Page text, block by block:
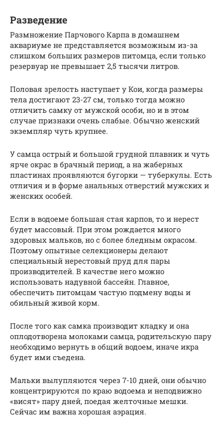
Разведение
Размножение Парчового Карпа в домашнем
аквариуме не представляется возможным из-за
слишком больших размеров питомца, если только
резервуар не превышает 2,5 тысячи литров.
Половая зрелость наступает у Кои, когда размеры
тела достигают 23-27 см, только тогда можно
отличить самку от мужской особи, но и в этом
случае признаки очень слабые. Обычно женский
экземпляр чуть крупнее.
У самца острый и большой грудной плавник и чуть
ярче окрас в брачный период, а на жаберных
пластинах проявляются бугорки — туберкулы. Есть
отличия и в форме анальных отверстий мужских и
женских особей.
Если в водоеме большая стая карпов, то и нерест
будет массовый. При этом рождается много
здоровых мальков, но с более бледным окрасом.
Поэтому опытные селекционеры делают
специальный нерестовый пруд для пары
производителей. В качестве него можно
использовать надувной бассейн. Главное,
обеспечить питомцам частую подмену воды и
обильный живой корм.
После того как самка производит кладку и она
оплодотворена молоками самца, родительскую пару
необходимо вернуть в общий водоем, иначе икра
будет ими съедена.
Мальки вылупляются через 7-10 дней, они обычно
концентрируются по краю водоема и неподвижно
«висят» пару дней, поедая желточные мешки.
Сейчас им важна хорошая аэрация.